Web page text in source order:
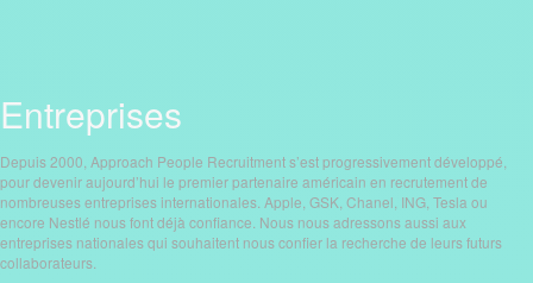
Entreprises
Depuis 2000, Approach People Recruitment s’est progressivement développé,
pour devenir aujourd’hui le premier partenaire américain en recrutement de
nombreuses entreprises internationales. Apple, GSK, Chanel, ING, Tesla ou
encore Nestlé nous font déjà confiance. Nous nous adressons aussi aux
entreprises nationales qui souhaitent nous confier la recherche de leurs futurs
collaborateurs.